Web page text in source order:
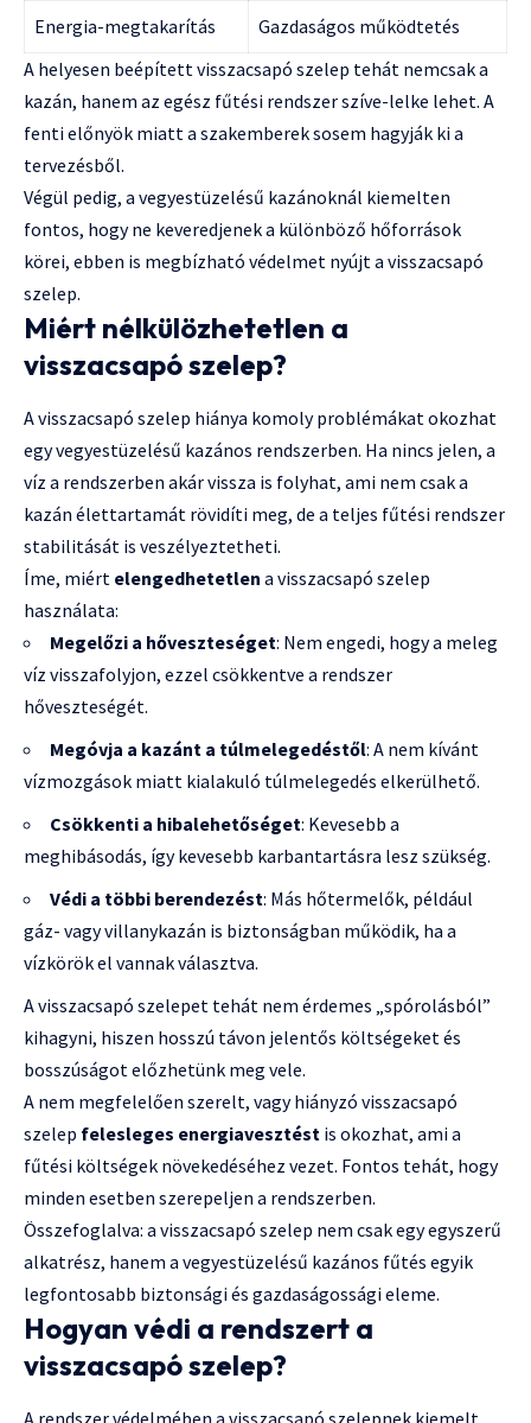
Energia-megtakarítás
Gazdaságos működtetés
A helyesen beépített visszacsapó szelep tehát nemcsak a
kazán, hanem az egész fűtési rendszer szíve-lelke lehet. A
fenti előnyök miatt a szakemberek sosem hagyják ki a
tervezésből.
Végül pedig, a vegyestüzelésű kazánoknál kiemelten
fontos, hogy ne keveredjenek a különböző hőforrások
körei, ebben is megbízható védelmet nyújt a visszacsapó
szelep.
Miért nélkülözhetetlen a
visszacsapó szelep?
A visszacsapó szelep hiánya komoly problémákat okozhat
egy vegyestüzelésű kazános rendszerben. Ha nincs jelen, a
víz a rendszerben akár vissza is folyhat, ami nem csak a
kazán élettartamát rövidíti meg, de a teljes fűtési rendszer
stabilitását is veszélyeztetheti.
Íme, miért elengedhetetlen a visszacsapó szelep
használata:
Megelőzi a hőveszteséget: Nem engedi, hogy a meleg
víz visszafolyjon, ezzel csökkentve a rendszer
hőveszteségét.
Megóvja a kazánt a túlmelegedéstől: A nem kívánt
vízmozgások miatt kialakuló túlmelegedés elkerülhető.
Csökkenti a hibalehetőséget: Kevesebb a
meghibásodás, így kevesebb karbantartásra lesz szükség.
Védi a többi berendezést: Más hőtermelők, például
gáz- vagy villanykazán is biztonságban működik, ha a
vízkörök el vannak választva.
A visszacsapó szelepet tehát nem érdemes „spórolásból”
kihagyni, hiszen hosszú távon jelentős költségeket és
bosszúságot előzhetünk meg vele.
A nem megfelelően szerelt, vagy hiányzó visszacsapó
szelep felesleges energiavesztést is okozhat, ami a
fűtési költségek növekedéséhez vezet. Fontos tehát, hogy
minden esetben szerepeljen a rendszerben.
Összefoglalva: a visszacsapó szelep nem csak egy egyszerű
alkatrész, hanem a vegyestüzelésű kazános fűtés egyik
legfontosabb biztonsági és gazdaságossági eleme.
Hogyan védi a rendszert a
visszacsapó szelep?